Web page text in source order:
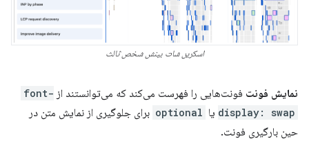
اسکرین شات بینش شخص ثالث
نمایش فونت فونت‌هایی را فهرست می‌کند که می‌توانستند از font-
display: swap یا optional برای جلوگیری از نمایش متن در
حین بارگیری فونت.